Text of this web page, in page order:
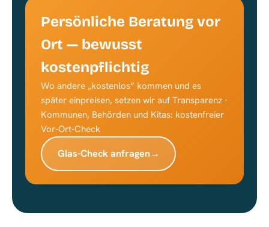
Persönliche Beratung vor
Ort — bewusst
kostenpflichtig
Wo andere „kostenlos“ kommen und es
später einpreisen, setzen wir auf Transparenz ·
Kommunen, Behörden und Kitas: kostenfreier
Vor-Ort-Check
Glas-Check anfragen→